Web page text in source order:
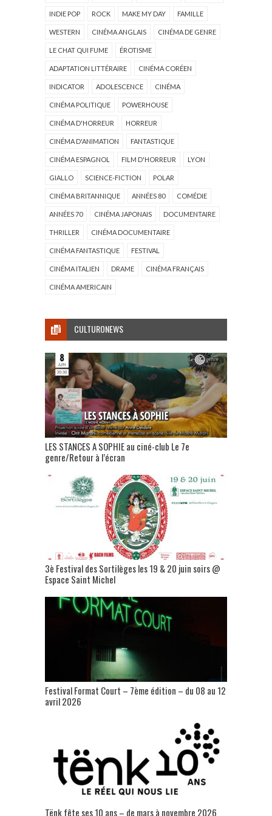
INDIE POP ROCK MAKE MY DAY FAMILLE
WESTERN CINÉMA ANGLAIS CINÉMA DE GENRE
LE CHAT QUI FUME ÉROTISME
ADAPTATION LITTÉRAIRE CINÉMA CORÉEN
INDICATOR ADOLESCENCE CINÉMA
CINÉMA POLITIQUE POWERHOUSE
CINÉMA D'HORREUR HORREUR
CINÉMA D'ANIMATION FANTASTIQUE
CINÉMA ESPAGNOL FILM D'HORREUR LYON
GIALLO SCIENCE-FICTION POLAR
CINÉMA BRITANNIQUE ANNÉES 80 COMÉDIE
ANNÉES 70 CINÉMA JAPONAIS DOCUMENTAIRE
THRILLER CINÉMA DOCUMENTAIRE
CINÉMA FANTASTIQUE FESTIVAL
CINÉMA ITALIEN DRAME CINÉMA FRANÇAIS
CINÉMA AMERICAIN
CULTURONEWS
LES STANCES A SOPHIE au ciné-club Le 7e
genre/Retour à l’écran
3è Festival des Sortilèges les 19 & 20 juin soirs @
Espace Saint Michel
Festival Format Court – 7ème édition – du 08 au 12
avril 2026
Tënk fête ses 10 ans – de mars à novembre 2026